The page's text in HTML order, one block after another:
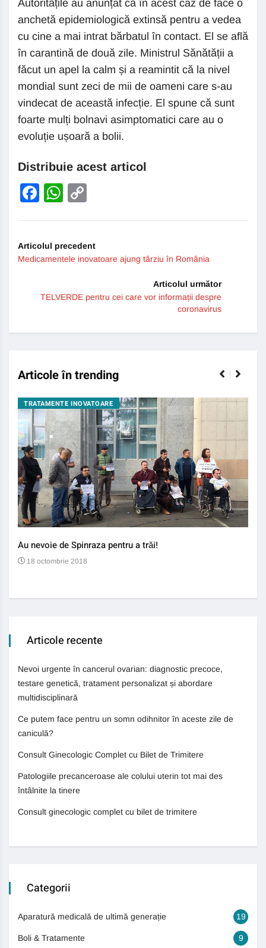
Autoritățile au anunțat că în acest caz de face o
anchetă epidemiologică extinsă pentru a vedea
cu cine a mai intrat bărbatul în contact. El se află
în carantină de două zile. Ministrul Sănătății a
făcut un apel la calm și a reamintit că la nivel
mondial sunt zeci de mii de oameni care s-au
vindecat de această infecție. El spune că sunt
foarte mulți bolnavi asimptomatici care au o
evoluție ușoară a bolii.
Distribuie acest articol
Facebook
WhatsApp
Articolul precedent
Medicamentele inovatoare ajung târziu în România
Articolul următor
TELVERDE pentru cei care vor informații despre
coronavirus
Articole în trending
TRATAMENTE INOVATOARE
Au nevoie de Spinraza pentru a trăi!
18 octombrie 2018
Articole recente
Nevoi urgente în cancerul ovarian: diagnostic precoce,
testare genetică, tratament personalizat și abordare
multidisciplinară
Ce putem face pentru un somn odihnitor în aceste zile de
caniculă?
Consult Ginecologic Complet cu Bilet de Trimitere
Patologiile precanceroase ale colului uterin tot mai des
întâlnite la tinere
Consult ginecologic complet cu bilet de trimitere
Categorii
Aparatură medicală de ultimă generație 19
Boli & Tratamente 9